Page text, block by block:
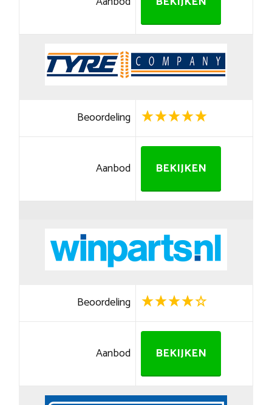
Beoordeling
Aanbod BEKIJKEN
Beoordeling
Aanbod BEKIJKEN